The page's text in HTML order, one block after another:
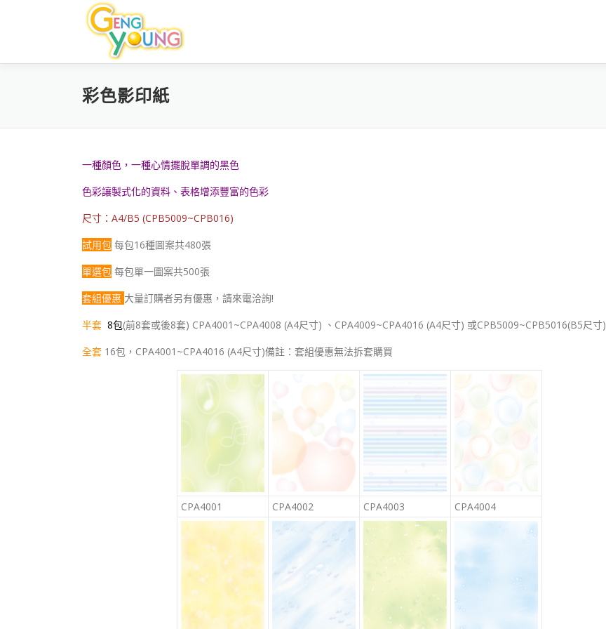
彩色影印紙
一種顏色，一種心情擺脫單調的黑色
色彩讓製式化的資料、表格增添豐富的色彩
尺寸：A4/B5 (CPB5009~CPB016)
試用包 每包16種圖案共480張
單選包 每包單一圖案共500張
套組優惠 大量訂購者另有優惠，請來電洽詢!
半套 8包(前8套或後8套) CPA4001~CPA4008 (A4尺寸) 、CPA4009~CPA4016 (A4尺寸) 或CPB5009~CPB5016(B5尺寸)
全套 16包，CPA4001~CPA4016 (A4尺寸)備註：套組優惠無法拆套購買
CPA4001 CPA4002 CPA4003 CPA4004